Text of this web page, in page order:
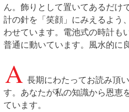
ん。飾りとして置いてあるだけ
計の針を「笑顔」にみえるよう
わせています。電池式の時計も
普通に動いています。風水的に
A 長期にわたってお読み頂
す。あなたが私の知識から恩恵
ています。